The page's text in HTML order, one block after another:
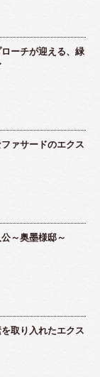
ーチが迎える、緑
ァサードのエクス
～奥墨様邸～
取り入れたエクス